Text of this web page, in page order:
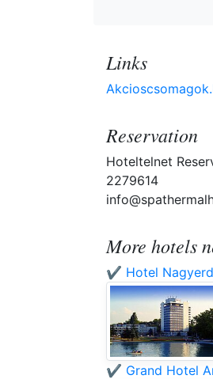
Links
Reservation
Hoteltelnet
2279614
More hotels
✔️ Hotel
✔️ Grand Hotel